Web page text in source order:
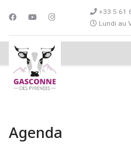
+33 5 61
Lundi au
Agenda